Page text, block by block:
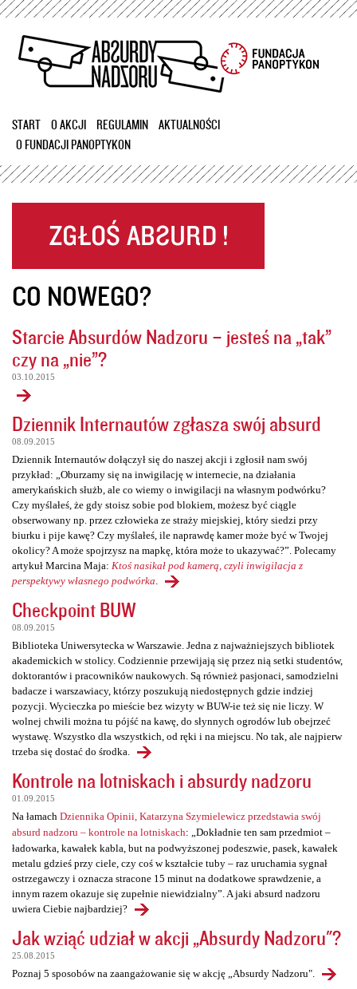
Przejdź
treści
START O AKCJI REGULAMIN
AKTUALNOŚCI
O FUNDACJI PANOPTYKON
CO NOWEGO?
Starcie Absurdów Nadzoru – jesteś na „tak”
czy na „nie”?
03.10.2015
Dziennik Internautów zgłasza swój absurd
08.09.2015
Dziennik Internautów dołączył się do naszej akcji i zgłosił nam swój
przykład: „Oburzamy się na inwigilację w internecie, na działania
amerykańskich służb, ale co wiemy o inwigilacji na własnym podwórku?
Czy myślałeś, że gdy stoisz sobie pod blokiem, możesz być ciągle
obserwowany np. przez człowieka ze straży miejskiej, który siedzi przy
biurku i pije kawę? Czy myślałeś, ile naprawdę kamer może być w Twojej
okolicy? A może spojrzysz na mapkę, która może to ukazywać?”. Polecamy
artykuł Marcina Maja: Ktoś nasikał pod kamerą, czyli inwigilacja z
perspektywy własnego podwórka
Checkpoint BUW
08.09.2015
Biblioteka Uniwersytecka w Warszawie. Jedna z najważniejszych bibliotek
akademickich w stolicy. Codziennie przewijają się przez nią setki studentów,
doktorantów i pracowników naukowych. Są również pasjonaci, samodzielni
badacze i warszawiacy, którzy poszukują niedostępnych gdzie indziej
pozycji. Wycieczka po mieście bez wizyty w BUW-ie też się nie liczy. W
wolnej chwili można tu pójść na kawę, do słynnych ogrodów lub obejrzeć
wystawę. Wszystko dla wszystkich, od ręki i na miejscu. No tak, ale najpierw
trzeba się dostać do środka.
Kontrole na lotniskach i absurdy nadzoru
01.09.2015
Na łamach Dziennika Opinii, Katarzyna Szymielewicz przedstawia swój
absurd nadzoru – kontrole na lotniskach: „Dokładnie ten sam przedmiot –
ładowarka, kawałek kabla, but na podwyższonej podeszwie, pasek, kawałek
metalu gdzieś przy ciele, czy coś w kształcie tuby – raz uruchamia sygnał
ostrzegawczy i oznacza stracone 15 minut na dodatkowe sprawdzenie, a
innym razem okazuje się zupełnie niewidzialny”. A jaki absurd nadzoru
uwiera Ciebie najbardziej?
Jak wziąć udział w akcji „Absurdy Nadzoru"?
25.08.2015
Poznaj 5 sposobów na zaangażowanie się w akcję „Absurdy Nadzoru".